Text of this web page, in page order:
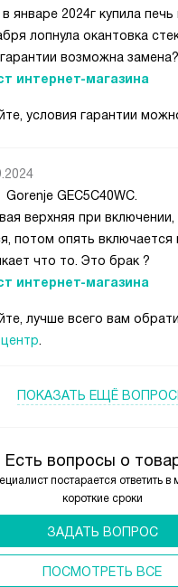
Есть вопросы о
постарается ответить в
короткие сроки
ЗАДАТЬ ВОПРОС
ПОCМОТРЕТЬ ВСЕ
январе 2024г купила печь
лопнула окантовка
возможна замена?
интернет-магазина
условия гарантии
Gorenje GEC5C40WC.
верхняя при включении,
потом опять включается
что то. Это брак ?
интернет-магазина
лучше всего вам
ПОКАЗАТЬ ЕЩЁ